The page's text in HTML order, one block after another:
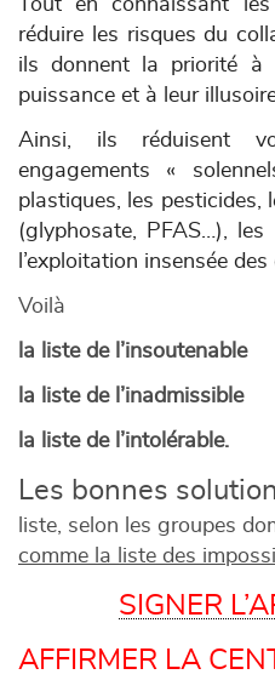
Tout en connaissant
réduire les risques du
ils donnent la priorité à
puissance et à leur
Ainsi, ils réduisent
engagements «
plastiques, les pesticides,
(glyphosate, PFAS…), les
l’exploitation insensée
Voilà
la liste de l’insoutenable
la liste de l’inadmissible
la liste de l’intolérable.
Les bonnes
liste, selon les groupes
comme la liste des
SIGNER
AFFIRMER LA